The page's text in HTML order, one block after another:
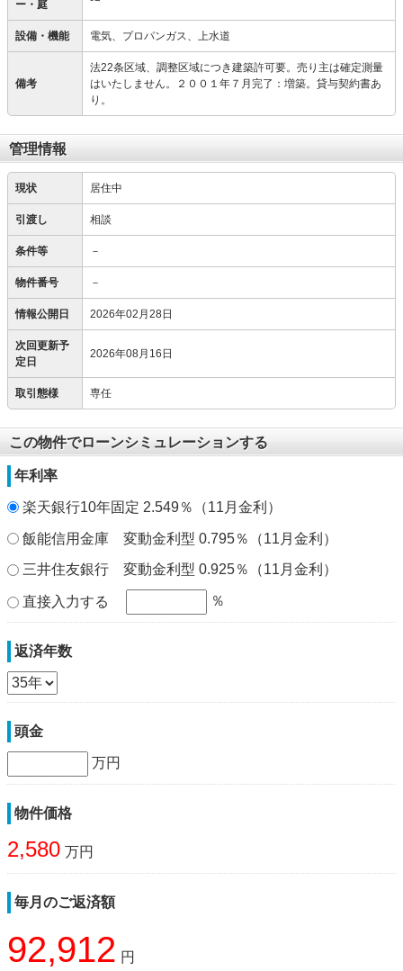
ー・庭
設備・機能 電気、プロパンガス、上水道
備考
法22条区域、調整区域につき建築許可要。売り主は確定測量
はいたしません。２００１年７月完了：増築。貸与契約書あ
り。
管理情報
現状 居住中
引渡し 相談
条件等 －
物件番号 －
情報公開日 2026年02月28日
次回更新予
定日
2026年08月16日
取引態様 専任
この物件でローンシミュレーションする
年利率
楽天銀行10年固定 2.549％（11月金利）
飯能信用金庫 変動金利型 0.795％（11月金利）
三井住友銀行 変動金利型 0.925％（11月金利）
直接入力する ％
返済年数
頭金
万円
物件価格
2,580 万円
毎月のご返済額
92,912 円